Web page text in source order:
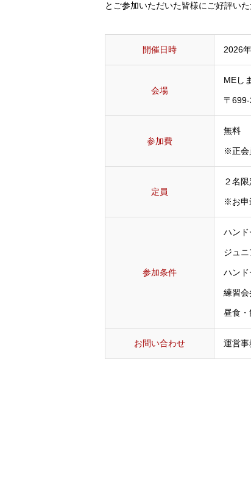
とご参加いただいた皆様にご好評いた
開催日時 2026
会場
MEし
〒
参加費
無料
※正会
定員
２名限
※お申
参加条件
ハンド
ジュ
ハンド
練習会
昼食・
お問い合わせ 運営